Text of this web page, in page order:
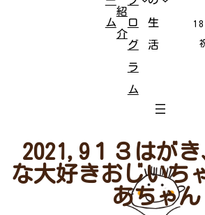
ム
紹
介
ロ
グ
ラ
ム
生
活
2021,9１３はが
な‍大好きおじいち
あちゃん